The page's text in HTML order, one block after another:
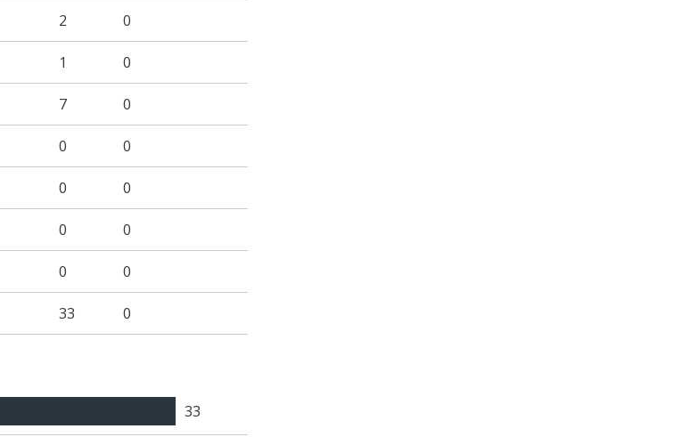
2 0
1 0
7 0
0 0
0 0
0 0
0 0
33 0
33